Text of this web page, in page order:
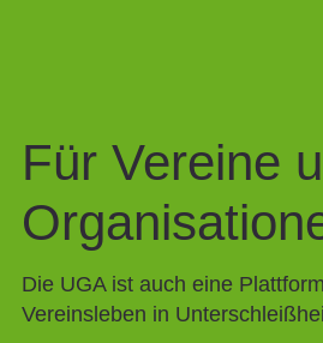
Für Vereine
Die UGA ist auch eine
Vereinsleben in